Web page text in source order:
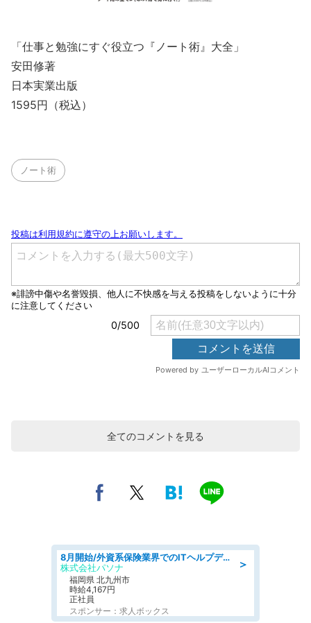
「仕事と勉強にすぐ役立つ『ノート術』大全」
安田修著
日本実業出版
1595円（税込）
ノート術
全てのコメントを見る
＞
8月開始/外資系保険業界でのITヘルプデスク業務/駅近/即日勤務可/ヘルプデスク
株式会社パソナ
福岡県 北九州市
時給4,167円
正社員
スポンサー：求人ボックス